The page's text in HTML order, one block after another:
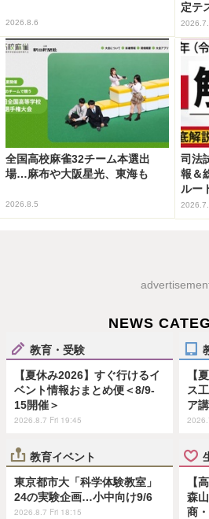
2026.8.6
定テ
全国高校麻雀32チーム本選出
場…麻布や大阪星光、東海も
2026.8.5
司法
報＆
ルー
NEWS
教育・受験
【夏休み2026】すぐ行けるイ
ベント情報おまとめ便＜8/9-
15開催＞
2026.8.7 Fri 19:45
【
ス
ア
教育イベント
東京都市大「科学体験教室」
24の実験企画…小中向け9/6
2026.8.7 Fri 18:15
【
森
商